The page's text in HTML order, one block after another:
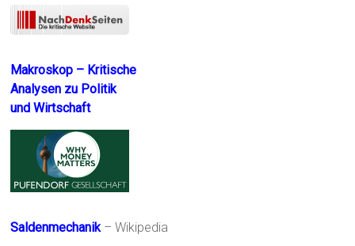
Makroskop – Kritische
Analysen zu Politik
und Wirtschaft
Saldenmechanik– Wikipedia